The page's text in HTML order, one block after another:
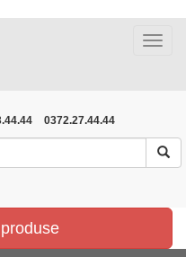
Toggle
0372.27.44.44